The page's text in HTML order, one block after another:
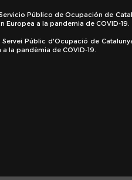
Público de Ocupación de
a la pandemia de COVID-19.
Públic d'Ocupació de
la pandèmia de COVID-19.